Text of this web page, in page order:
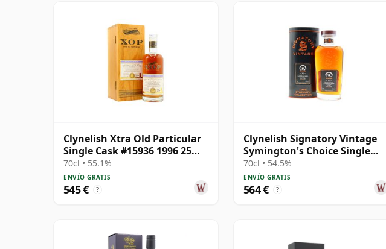
Clynelish Xtra Old Particular
Single Cask #15936 1996 25
años
70cl • 55.1%
ENVÍO GRATIS
545 € ?
Clynelish Signatory Vintage
Symington's Choice Single
Cask # 30 años
70cl • 54.5%
ENVÍO GRATIS
564 € ?